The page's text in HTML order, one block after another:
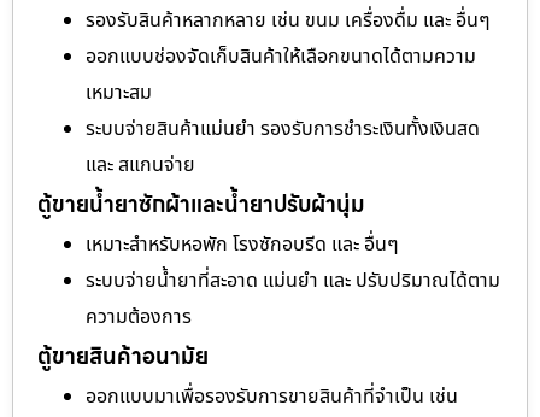
รองรับสินค้าหลากหลาย เช่น ขนม เครื่องดื่ม และ อื่นๆ
ออกแบบช่องจัดเก็บสินค้าให้เลือกขนาดได้ตามความ
เหมาะสม
ระบบจ่ายสินค้าแม่นยำ รองรับการชำระเงินทั้งเงินสด
และ สแกนจ่าย
ตู้ขายน้ำยาซักผ้าและน้ำยาปรับผ้านุ่ม
เหมาะสำหรับหอพัก โรงซักอบรีด และ อื่นๆ
ระบบจ่ายน้ำยาที่สะอาด แม่นยำ และ ปรับปริมาณได้ตาม
ความต้องการ
ตู้ขายสินค้าอนามัย
ออกแบบมาเพื่อรองรับการขายสินค้าที่จำเป็น เช่น